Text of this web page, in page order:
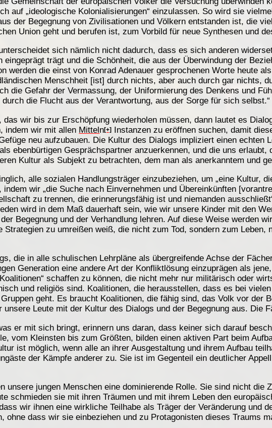
auf „ideologische Kolonialisierungen“ einzulassen. So wird sie
der Begegnung von Zivilisationen und Völkern entstanden ist, die
Union geht und berufen ist, zum Vorbild für neue Synthesen und
sich nämlich nicht dadurch, dass es sich anderen
eingeprägt trägt und die Schönheit, die aus der Überwindung der
werden die einst von Konrad Adenauer gesprochenen Worte heute
Menschheit [ist] durch nichts, aber auch durch gar nichts,
die Gefahr der Vermassung, der Uniformierung des Denkens und
die Flucht aus der Verantwortung, aus der Sorge für sich
das wir bis zur Erschöpfung wiederholen müssen, dann lautet es
indem wir mit allen Mitteln[+] Instanzen zu eröffnen suchen, damit
neu aufzubauen. Die Kultur des Dialogs impliziert einen echten
ebenbürtigen Gesprächspartner anzuerkennen, und die uns erlaubt,
Kultur als Subjekt zu betrachten, dem man als anerkanntem und
alle sozialen Handlungsträger einzubeziehen, um „eine Kultur,
indem wir „die Suche nach Einvernehmen und Übereinkünften
zu trennen, die erinnerungsfähig ist und niemanden
wird in dem Maß dauerhaft sein, wie wir unsere Kinder mit den
Begegnung und der Verhandlung lehren. Auf diese Weise werden
Strategien zu umreißen weiß, die nicht zum Tod, sondern zum
die in alle schulischen Lehrpläne als übergreifende Achse der
Generation eine andere Art der Konfliktlösung einzuprägen als
schaffen zu können, die nicht mehr nur militärisch oder
und religiös sind. Koalitionen, die herausstellen, dass es bei
geht. Es braucht Koalitionen, die fähig sind, das Volk vor der
unsere Leute mit der Kultur des Dialogs und der Begegnung aus. Die
er mit sich bringt, erinnern uns daran, dass keiner sich darauf
vom Kleinsten bis zum Größten, bilden einen aktiven Part beim
ist möglich, wenn alle an ihrer Ausgestaltung und ihrem Aufbau
der Kämpfe anderer zu. Sie ist im Gegenteil ein deutlicher
unsere jungen Menschen eine dominierende Rolle. Sie sind nicht die
schmieden sie mit ihren Träumen und mit ihrem Leben den
wir ihnen eine wirkliche Teilhabe als Träger der Veränderung und
ohne dass wir sie einbeziehen und zu Protagonisten dieses Traums